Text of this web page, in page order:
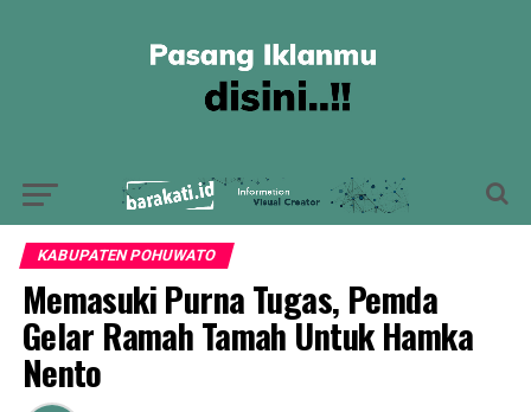
KABUPATEN POHUWATO
Memasuki Purna Tugas, Pemda
Gelar Ramah Tamah Untuk Hamka
Nento